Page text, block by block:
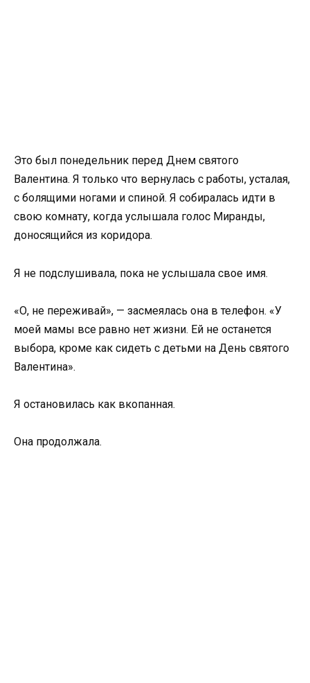
Это был понедельник перед Днем святого
Валентина. Я только что вернулась с работы, усталая,
с болящими ногами и спиной. Я собиралась идти в
свою комнату, когда услышала голос Миранды,
доносящийся из коридора.
Я не подслушивала, пока не услышала свое имя.
«О, не переживай», — засмеялась она в телефон. «У
моей мамы все равно нет жизни. Ей не останется
выбора, кроме как сидеть с детьми на День святого
Валентина».
Я остановилась как вкопанная.
Она продолжала.